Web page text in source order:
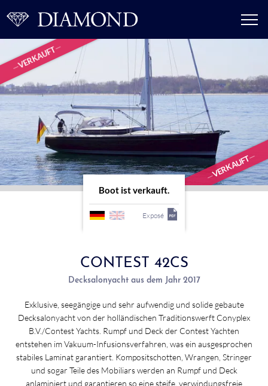
VERKAUFT
VERKAUFT
Boot ist verkauft.
Exposé
CONTEST 42CS
Decksalonyacht aus dem Jahr 2017
Exklusive, seegängige und sehr aufwendig und solide gebaute
Decksalonyacht von der holländischen Traditionswerft Conyplex
B.V./Contest Yachts. Rumpf und Deck der Contest Yachten
entstehen im Vakuum-Infusionsverfahren, was ein ausgesprochen
stabiles Laminat garantiert. Kompositschotten, Wrangen, Stringer
und sogar Teile des Mobiliars werden an Rumpf und Deck
anlaminiert und garantieren so eine steife, verwindungsfreie